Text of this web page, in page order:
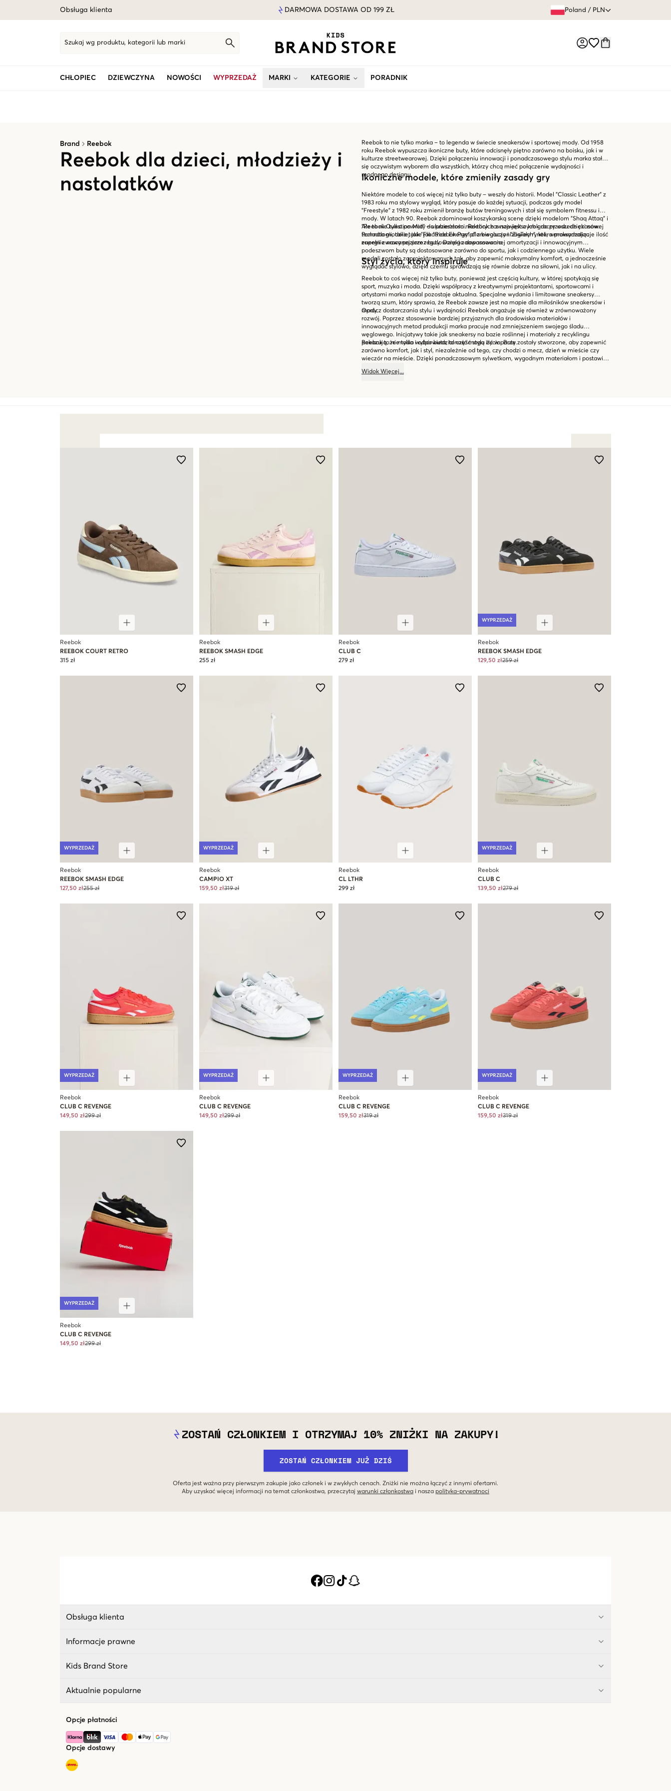
Obsługa klienta DARMOWA DOSTAWA OD 199 ZŁ Poland / PLN
Szukaj wg produktu, kategorii lub marki
CHŁOPIEC DZIEWCZYNA NOWOŚCI WYPRZEDAŻ MARKI KATEGORIE PORADNIK
Brand Reebok
Reebok dla dzieci, młodzieży i
nastolatków
Reebok to nie tylko marka – to legenda w świecie sneakersów i sportowej mody. Od 1958
roku Reebok wypuszcza ikoniczne buty, które odcisnęły piętno zarówno na boisku, jak i w
kulturze streetwearowej. Dzięki połączeniu innowacji i ponadczasowego stylu marka stała
się oczywistym wyborem dla wszystkich, którzy chcą mieć połączenie wydajności i
modnego designu.
Ikoniczne modele, które zmieniły zasady gry
Niektóre modele to coś więcej niż tylko buty – weszły do historii. Model "Classic Leather" z
1983 roku ma stylowy wygląd, który pasuje do każdej sytuacji, podczas gdy model
"Freestyle" z 1982 roku zmienił branżę butów treningowych i stał się symbolem fitnessu i
mody. W latach 90. Reebok zdominował koszykarską scenę dzięki modelom "Shaq Attaq" i
"Reebok Question Mid" – ulubieńcom niektórych z największych graczy wszech czasów.
Ponadto modele takie jak "Reebok Pump" zrewolucjonizowały rynek, wprowadzając
zupełnie nowy poziom regulowanego dopasowania.
Ale to nie tylko powroty do przeszłości. Reebok zawsze jest o krok do przodu dzięki nowej
technologii, takiej jak "Floatride Energy" dla biegaczy i "ZigTech", która maksymalizuje ilość
energii zwracanej przez buty. Dzięki zaawansowanej amortyzacji i innowacyjnym
podeszwom buty są dostosowane zarówno do sportu, jak i codziennego użytku. Wiele
modeli zostało zaprojektowanych tak, aby zapewnić maksymalny komfort, a jednocześnie
wyglądać stylowo, dzięki czemu sprawdzają się równie dobrze na siłowni, jak i na ulicy.
Styl życia, który inspiruje
Reebok to coś więcej niż tylko buty, ponieważ jest częścią kultury, w której spotykają się
sport, muzyka i moda. Dzięki współpracy z kreatywnymi projektantami, sportowcami i
artystami marka nadal pozostaje aktualna. Specjalne wydania i limitowane sneakersy
tworzą szum, który sprawia, że Reebok zawsze jest na mapie dla miłośników sneakersów i
mody.
Oprócz dostarczania stylu i wydajności Reebok angażuje się również w zrównoważony
rozwój. Poprzez stosowanie bardziej przyjaznych dla środowiska materiałów i
innowacyjnych metod produkcji marka pracuje nad zmniejszeniem swojego śladu
węglowego. Inicjatywy takie jak sneakersy na bazie roślinnej i materiały z recyklingu
pokazują, że moda i odpowiedzialność mogą iść w parze.
Reebok to nie tylko wybór buta, to część stylu życia. Buty zostały stworzone, aby zapewnić
zarówno komfort, jak i styl, niezależnie od tego, czy chodzi o mecz, dzień w mieście czy
wieczór na mieście. Dzięki ponadczasowym sylwetkom, wygodnym materiałom i postawie,
inspiruje kolejne pokolenie twórców trendów.
Widok Więcej...
Reebok
REEBOK COURT RETRO
315 zł
Reebok
REEBOK SMASH EDGE
255 zł
Reebok
CLUB C
279 zł
WYPRZEDAŻ
Reebok
REEBOK SMASH EDGE
129,50 zł259 zł
WYPRZEDAŻ
Reebok
REEBOK SMASH EDGE
127,50 zł255 zł
WYPRZEDAŻ
Reebok
CAMPIO XT
159,50 zł319 zł
Reebok
CL LTHR
299 zł
WYPRZEDAŻ
Reebok
CLUB C
139,50 zł279 zł
WYPRZEDAŻ
Reebok
CLUB C REVENGE
149,50 zł299 zł
WYPRZEDAŻ
Reebok
CLUB C REVENGE
149,50 zł299 zł
WYPRZEDAŻ
Reebok
CLUB C REVENGE
159,50 zł319 zł
WYPRZEDAŻ
Reebok
CLUB C REVENGE
159,50 zł319 zł
WYPRZEDAŻ
Reebok
CLUB C REVENGE
149,50 zł299 zł
ZOSTAŃ CZŁONKIEM I OTRZYMAJ 10% ZNIŻKI NA ZAKUPY!
ZOSTAŃ CZŁONKIEM JUŻ DZIŚ
Oferta jest ważna przy pierwszym zakupie jako członek i w zwykłych cenach. Zniżki nie można łączyć z innymi ofertami.
Aby uzyskać więcej informacji na temat członkostwa, przeczytaj warunki członkostwa i nasza polityka-prywatnoci
Obsługa klienta
Informacje prawne
Kids Brand Store
Aktualnie popularne
Opcje płatności
Opcje dostawy